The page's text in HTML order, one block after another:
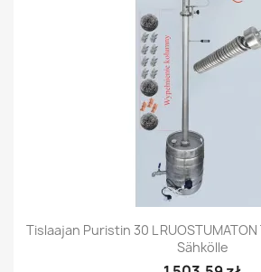
Tislaajan Puristin 30 L RUOSTUMATON
Sähkölle